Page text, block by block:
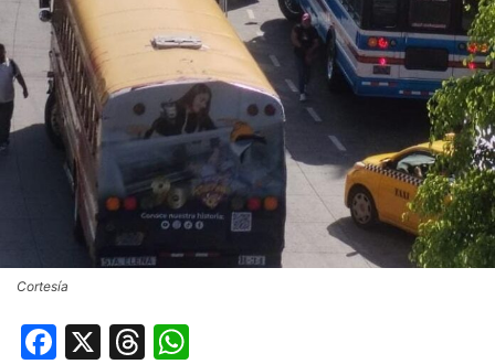
Cortesía
Facebook
X Threads